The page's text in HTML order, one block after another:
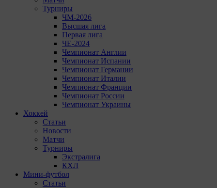
Турниры
ЧМ-2026
Высшая лига
Первая лига
ЧЕ-2024
Чемпионат Англии
Чемпионат Испании
Чемпионат Германии
Чемпионат Италии
Чемпионат Франции
Чемпионат России
Чемпионат Украины
Хоккей
Статьи
Новости
Матчи
Турниры
Экстралига
КХЛ
Мини-футбол
Статьи